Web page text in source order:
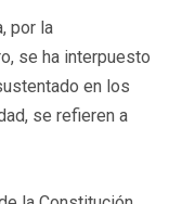
por la
se ha interpuesto
en los
se refieren a